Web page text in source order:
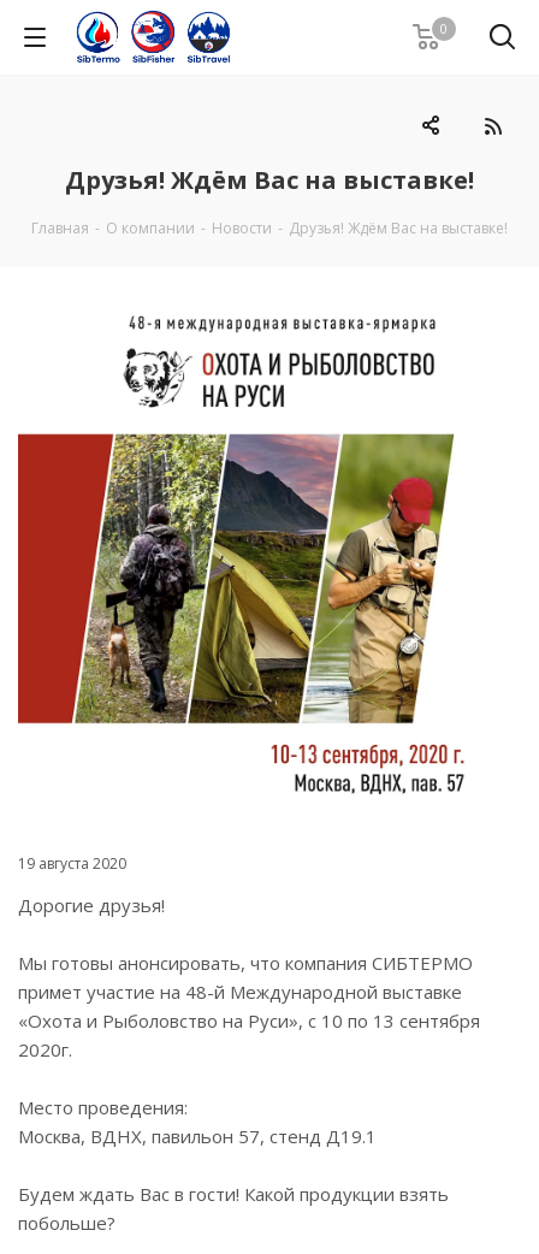
0
Друзья! Ждём Вас на выставке!
Главная - О компании - Новости - Друзья! Ждём Вас на выставке!
19 августа 2020
Дорогие друзья!
Мы готовы анонсировать, что компания СИБТЕРМО
примет участие на 48-й Международной выставке
«Охота и Рыболовство на Руси», с 10 по 13 сентября
2020г.
Место проведения:
Москва, ВДНХ, павильон 57, стенд Д19.1
Будем ждать Вас в гости! Какой продукции взять
побольше?